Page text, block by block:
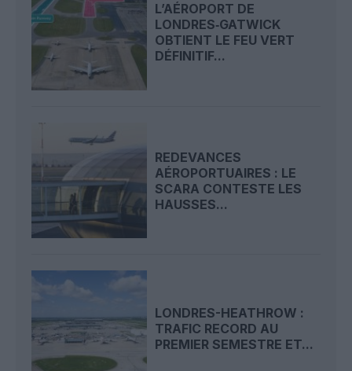
L’AÉROPORT DE
LONDRES‑GATWICK
OBTIENT LE FEU VERT
DÉFINITIF...
REDEVANCES
AÉROPORTUAIRES : LE
SCARA CONTESTE LES
HAUSSES...
LONDRES-HEATHROW :
TRAFIC RECORD AU
PREMIER SEMESTRE ET...